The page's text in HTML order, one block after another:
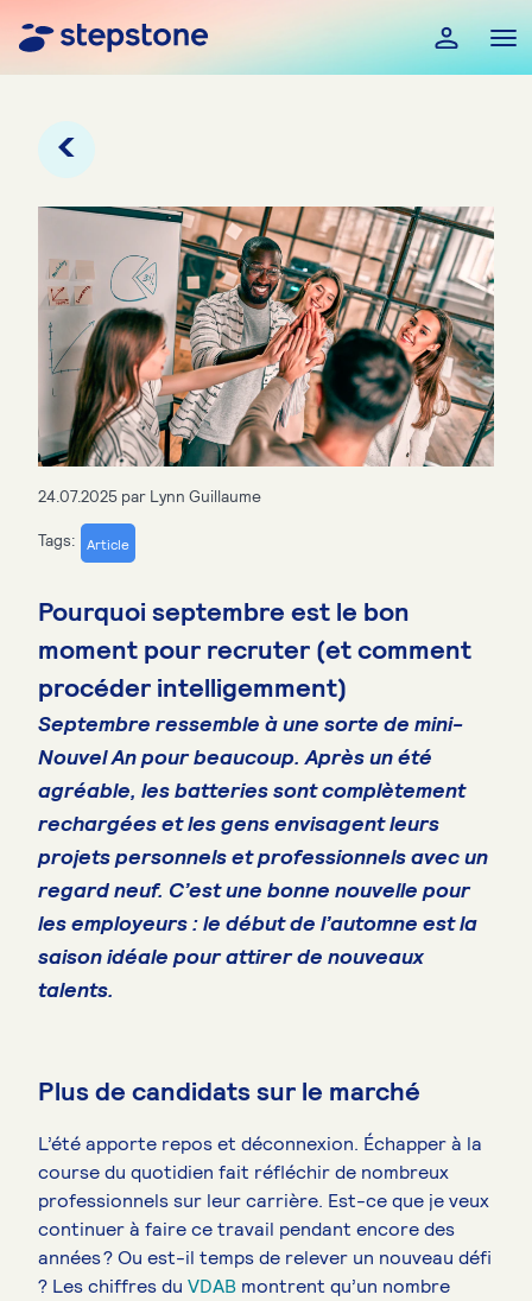
24.07.2025 par Lynn Guillaume
Tags: Article
Pourquoi septembre est le bon
moment pour recruter (et comment
procéder intelligemment)
Septembre ressemble à une sorte de mini-
Nouvel An pour beaucoup. Après un été
agréable, les batteries sont complètement
rechargées et les gens envisagent leurs
projets personnels et professionnels avec un
regard neuf. C’est une bonne nouvelle pour
les employeurs : le début de l’automne est la
saison idéale pour attirer de nouveaux
talents.
Plus de candidats sur le marché
L’été apporte repos et déconnexion. Échapper à la
course du quotidien fait réfléchir de nombreux
professionnels sur leur carrière. Est-ce que je veux
continuer à faire ce travail pendant encore des
années ? Ou est-il temps de relever un nouveau défi
? Les chiffres du VDAB montrent qu’un nombre